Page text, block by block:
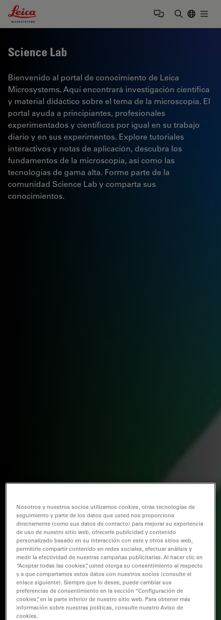
Leica Microsystems Logo
Science Lab
Bienvenido al portal de conocimiento de Leica
Microsystems. Aquí encontrará investigación científica
y material didáctico sobre el tema de la microscopía. El
portal ayuda a principiantes, profesionales
experimentados y científicos por igual en su trabajo
diario y en sus experimentos. Explore tutoriales
interactivos y notas de aplicación, descubra los
fundamentos de la microscopía, así como las
tecnologías de gama alta. Forme parte de la
comunidad Science Lab y comparta sus
conocimientos.
Nosotros y nuestros socios utilizamos cookies, otras tecnologías de
seguimiento y parte de los datos que usted nos proporciona
directamente (como sus datos de contacto) para mejorar su experiencia
de uso de nuestro sitio web, ofrecerle publicidad y contenido
personalizado basado en su interacción con este y otros sitios web,
permitirle compartir contenido en redes sociales, efectuar análisis y
medir la efectividad de nuestras campañas publicitarias. Al hacer clic en
“Aceptar todas las cookies”, usted otorga su consentimiento al respecto
y a que compartamos estos datos con nuestros socios (consulte el
enlace siguiente). Siempre que lo desee, puede cambiar sus
preferencias de consentimiento en la sección “Configuración de
cookies”, en la parte inferior de nuestro sitio web. Para obtener más
información sobre nuestras políticas, consulte nuestro Aviso de
cookies.